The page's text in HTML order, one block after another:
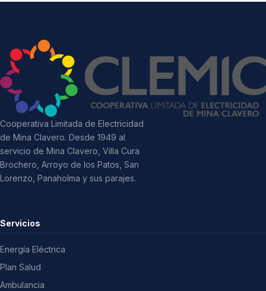
Cooperativa Limitada de Electricidad
de Mina Clavero. Desde 1949 al
servicio de Mina Clavero, Villa Cura
Brochero, Arroyo de los Patos, San
Lorenzo, Panaholma y sus parajes.
Servicios
Energía Eléctrica
Plan Salud
Ambulancia